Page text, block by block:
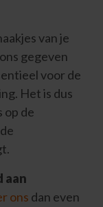
van je
gegeven
voor de
Het is dus
op de
aan
ons dan even